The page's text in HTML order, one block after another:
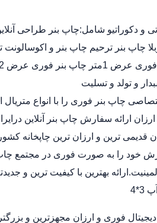
و دکوراتیو شامل:چاپ بنر طراحی
چاپ بنر ترحیم چاپ بنر و
و تولد و تسلیت
در تهران چاپ بنر اختصاصی چاپ بنر فوری را با
قدیمی ترین و ارزان ترین چاپخانه
خود را به صورت فوری در مجتمع چاپ
بهترین با کیفیت ترین و
فوری و ارزان مجهزترین و